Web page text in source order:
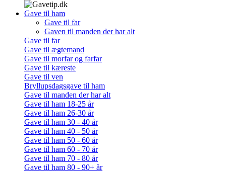
Gave til ham
Gave til far
Gaven til manden der har alt
Gave til far
Gave til ægtemand
Gave til morfar og farfar
Gave til kæreste
Gave til ven
Bryllupsdagsgave til ham
Gave til manden der har alt
Gave til ham 18-25 år
Gave til ham 26-30 år
Gave til ham 30 - 40 år
Gave til ham 40 - 50 år
Gave til ham 50 - 60 år
Gave til ham 60 - 70 år
Gave til ham 70 - 80 år
Gave til ham 80 - 90+ år